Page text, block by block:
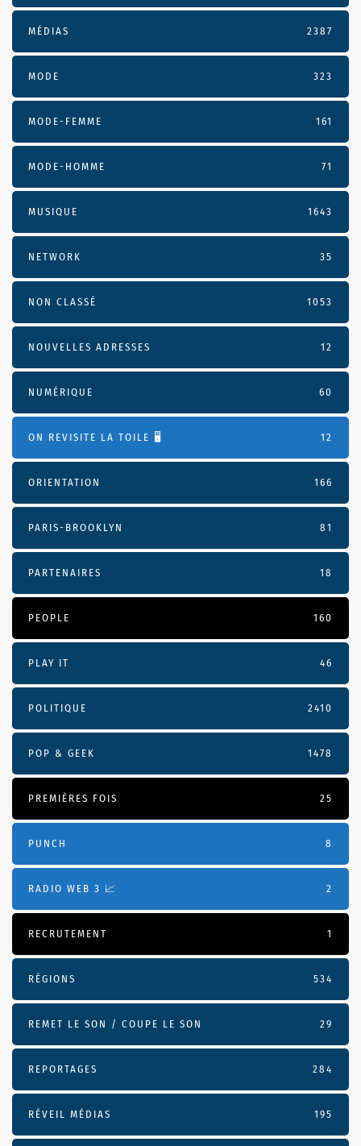
MÉDIAS 2387
MODE 323
MODE-FEMME 161
MODE-HOMME 71
MUSIQUE 1643
NETWORK 35
NON CLASSÉ 1053
NOUVELLES ADRESSES 12
NUMÉRIQUE 60
ON REVISITE LA TOILE 🖥️ 12
ORIENTATION 166
PARIS-BROOKLYN 81
PARTENAIRES 18
PEOPLE 160
PLAY IT 46
POLITIQUE 2410
POP & GEEK 1478
PREMIÈRES FOIS 25
PUNCH 8
RADIO WEB 3 📈 2
RECRUTEMENT 1
RÉGIONS 534
REMET LE SON / COUPE LE SON 29
REPORTAGES 284
RÉVEIL MÉDIAS 195